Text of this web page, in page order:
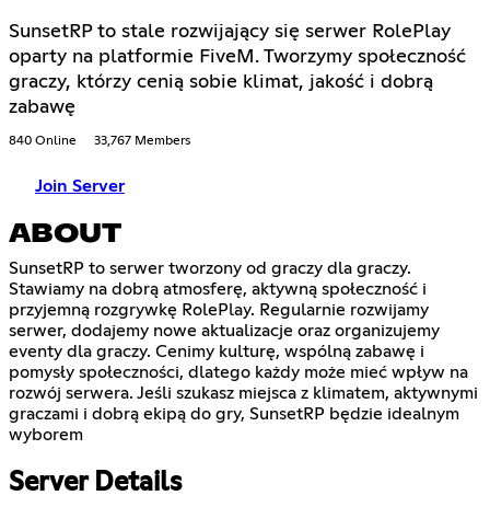
SunsetRP to stale rozwijający się serwer RolePlay
oparty na platformie FiveM. Tworzymy społeczność
graczy, którzy cenią sobie klimat, jakość i dobrą
zabawę
840 Online 33,767 Members
Join Server
ABOUT
SunsetRP to serwer tworzony od graczy dla graczy.
Stawiamy na dobrą atmosferę, aktywną społeczność i
przyjemną rozgrywkę RolePlay. Regularnie rozwijamy
serwer, dodajemy nowe aktualizacje oraz organizujemy
eventy dla graczy. Cenimy kulturę, wspólną zabawę i
pomysły społeczności, dlatego każdy może mieć wpływ na
rozwój serwera. Jeśli szukasz miejsca z klimatem, aktywnymi
graczami i dobrą ekipą do gry, SunsetRP będzie idealnym
wyborem
Server Details